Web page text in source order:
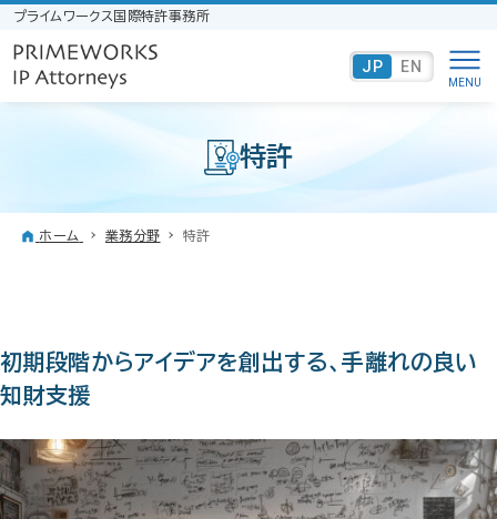
プライムワークス国際特許事務所
EN
JP
特許
ホーム 業務分野 特許
初期段階からアイデアを創出する、手離れの良い
知財支援